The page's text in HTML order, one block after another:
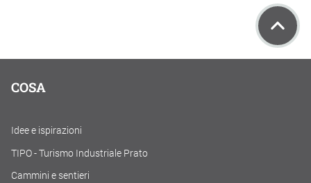
COSA
Idee e ispirazioni
TIPO - Turismo Industriale Prato
Cammini e sentieri